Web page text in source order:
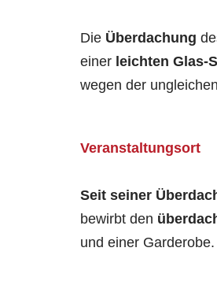
Die Überdachung
einer leichten Glas-
wegen der
Veranstaltungsort
Seit seiner
bewirbt den
und einer